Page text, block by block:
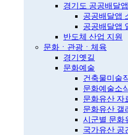
경기도 공공배달앱
공공배달앱
공공배달앱
반도체 산업 지원
문화ㆍ관광ㆍ체육
경기옛길
문화예술
건축물미술
문화예술소
문화유산 자
문화유산 갤
시군별 문화
국가유산 공